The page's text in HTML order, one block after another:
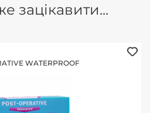
зацікавити...
WATERPROOF